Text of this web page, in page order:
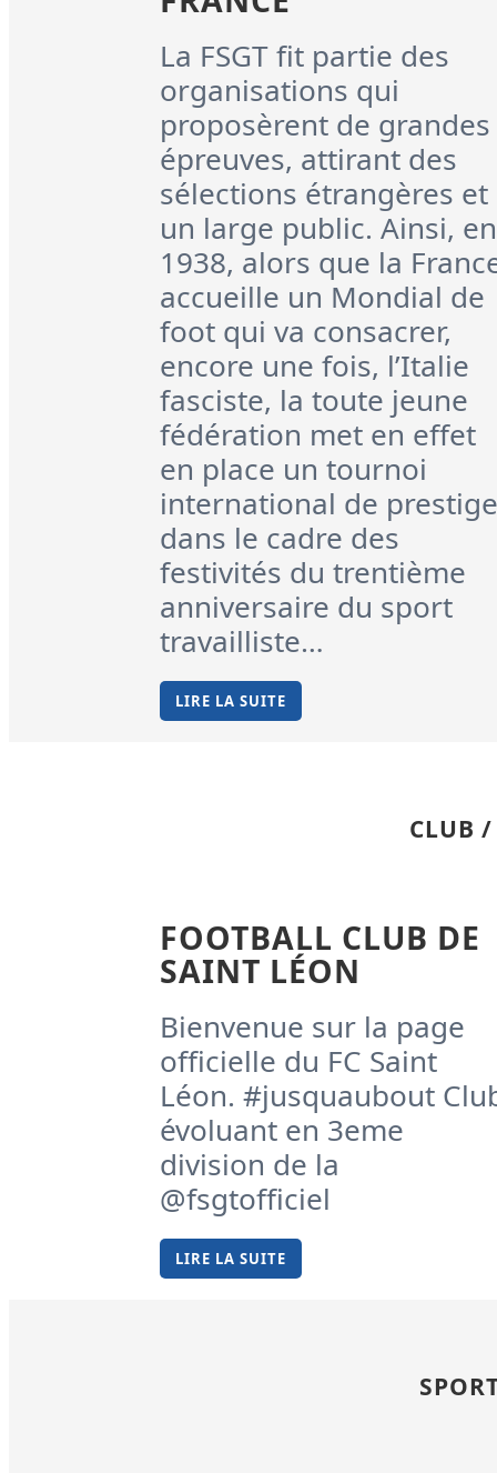
La FSGT fit partie des
organisations qui
proposèrent de grandes
épreuves, attirant des
sélections étrangères et
un large public. Ainsi, en
1938, alors que la
accueille un Mondial de
foot qui va consacrer,
encore une fois, l’Italie
fasciste, la toute jeune
fédération met en effet
en place un tournoi
international de prestige
dans le cadre des
festivités du trentième
anniversaire du sport
travailliste…
LIRE LA SUITE
CLUB
FOOTBALL CLUB DE
SAINT LÉON
Bienvenue sur la page
officielle du FC Saint
Léon. #jusquaubout
évoluant en 3eme
division de la
@fsgtofficiel
LIRE LA SUITE